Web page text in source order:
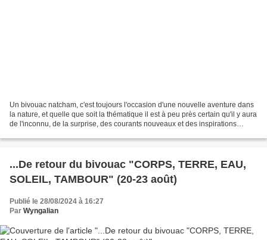
Un bivouac natcham, c'est toujours l'occasion d'une nouvelle aventure dans
la nature, et quelle que soit la thématique il est à peu près certain qu'il y aura
de l'inconnu, de la surprise, des courants nouveaux et des inspirations
...De retour du bivouac "CORPS, TERRE, EAU,
SOLEIL, TAMBOUR" (20-23 août)
Publié le 28/08/2024 à 16:27
Par Wyngalian